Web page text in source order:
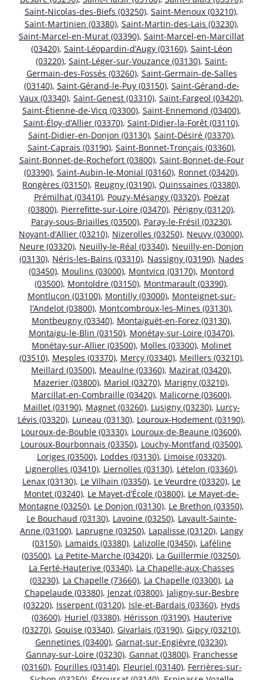
Saint-Nicolas-des-Biefs (03250), Saint-Menoux (03210),
Saint-Martinien (03380), Saint-Martin-des-Lais (03230),
Saint-Marcel-en-Murat (03390), Saint-Marcel-en-Marcillat
(03420), Saint-Léopardin-d’Augy (03160), Saint-Léon
(03220), Saint-Léger-sur-Vouzance (03130), Saint-
Germain-des-Fossés (03260), Saint-Germain-de-Salles
(03140), Saint-Gérand-le-Puy (03150), Saint-Gérand-de-
Vaux (03340), Saint-Genest (03310), Saint-Fargeol (03420),
Saint-Étienne-de-Vicq (03300), Saint-Ennemond (03400),
Saint-Éloy-d’Allier (03370), Saint-Didier-la-Forêt (03110),
Saint-Didier-en-Donjon (03130), Saint-Désiré (03370),
Saint-Caprais (03190), Saint-Bonnet-Tronçais (03360),
Saint-Bonnet-de-Rochefort (03800), Saint-Bonnet-de-Four
(03390), Saint-Aubin-le-Monial (03160), Ronnet (03420),
Rongères (03150), Reugny (03190), Quinssaines (03380),
Prémilhat (03410), Pouzy-Mésangy (03320), Poëzat
(03800), Pierrefitte-sur-Loire (03470), Périgny (03120),
Paray-sous-Briailles (03500), Paray-le-Frésil (03230),
Noyant-d’Allier (03210), Nizerolles (03250), Neuvy (03000),
Neure (03320), Neuilly-le-Réal (03340), Neuilly-en-Donjon
(03130), Néris-les-Bains (03310), Nassigny (03190), Nades
(03450), Moulins (03000), Montvicq (03170), Montord
(03500), Montoldre (03150), Montmarault (03390),
Montluçon (03100), Montilly (03000), Monteignet-sur-
l’Andelot (03800), Montcombroux-les-Mines (03130),
Montbeugny (03340), Montaiguët-en-Forez (03130),
Montaigu-le-Blin (03150), Monétay-sur-Loire (03470),
Monétay-sur-Allier (03500), Molles (03300), Molinet
(03510), Mesples (03370), Mercy (03340), Meillers (03210),
Meillard (03500), Meaulne (03360), Mazirat (03420),
Mazerier (03800), Mariol (03270), Marigny (03210),
Marcillat-en-Combraille (03420), Malicorne (03600),
Maillet (03190), Magnet (03260), Lusigny (03230), Lurcy-
Lévis (03320), Luneau (03130), Louroux-Hodement (03190),
Louroux-de-Bouble (03330), Louroux-de-Beaune (03600),
Louroux-Bourbonnais (03350), Louchy-Montfand (03500),
Loriges (03500), Loddes (03130), Limoise (03320),
Lignerolles (03410), Liernolles (03130), Lételon (03360),
Lenax (03130), Le Vilhain (03350), Le Veurdre (03320), Le
Montet (03240), Le Mayet-d’École (03800), Le Mayet-de-
Montagne (03250), Le Donjon (03130), Le Brethon (03350),
Le Bouchaud (03130), Lavoine (03250), Lavault-Sainte-
Anne (03100), Laprugne (03250), Lapalisse (03120), Langy
(03150), Lamaids (03380), Lalizolle (03450), Laféline
(03500), La Petite-Marche (03420), La Guillermie (03250),
La Ferté-Hauterive (03340), La Chapelle-aux-Chasses
(03230), La Chapelle (73660), La Chapelle (03300), La
Chapelaude (03380), Jenzat (03800), Jaligny-sur-Besbre
(03220), Isserpent (03120), Isle-et-Bardais (03360), Hyds
(03600), Huriel (03380), Hérisson (03190), Hauterive
(03270), Gouise (03340), Givarlais (03190), Gipcy (03210),
Gennetines (03400), Garnat-sur-Engièvre (03230),
Gannay-sur-Loire (03230), Gannat (03800), Franchesse
(03160), Fourilles (03140), Fleuriel (03140), Ferrières-sur-